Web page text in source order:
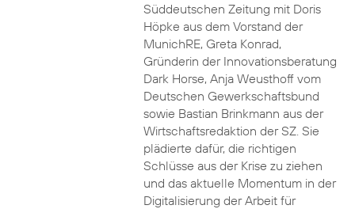
Süddeutschen Zeitung mit Doris
Höpke aus dem Vorstand der
MunichRE, Greta Konrad,
Gründerin der Innovationsberatung
Dark Horse, Anja Weusthoff vom
Deutschen Gewerkschaftsbund
sowie Bastian Brinkmann aus der
Wirtschaftsredaktion der SZ. Sie
plädierte dafür, die richtigen
Schlüsse aus der Krise zu ziehen
und das aktuelle Momentum in der
Digitalisierung der Arbeit für